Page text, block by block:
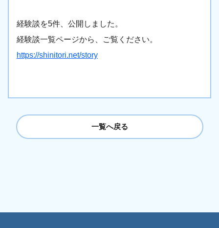
経験談を5件、公開しました。
経験談一覧ページから、ご覧ください。
https://shinitori.net/story
一覧へ戻る